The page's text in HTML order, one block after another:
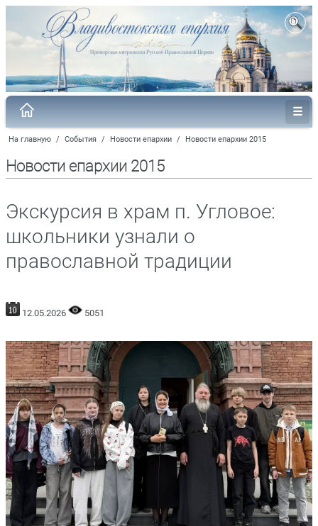
На главную / События / Новости епархии / Новости епархии 2015
Новости епархии 2015
Экскурсия в храм п. Угловое:
школьники узнали о
православной традиции
12.05.2026 5051